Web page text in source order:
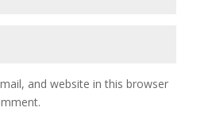
and website in this browser